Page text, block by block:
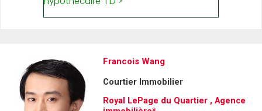
Francois Wang
Courtier Immobilier
Royal LePage du Quartier , Agence